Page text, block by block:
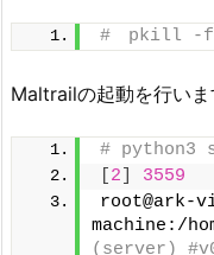
#　pkill -f
Maltrailの起動を行いま
# python3
2
3559
root@ark-
machine:/
(server)